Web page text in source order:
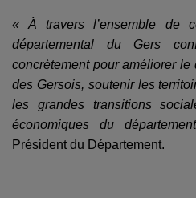
« À travers l’ensemble de
départemental du Gers
concrètement pour améliorer
des Gersois, soutenir les
les grandes transitions
économiques du
Président du Département.